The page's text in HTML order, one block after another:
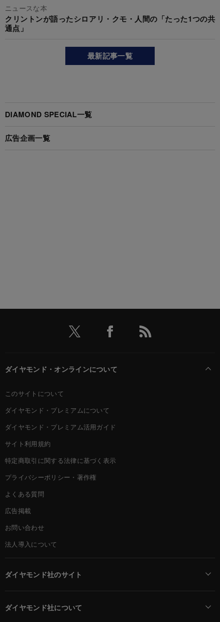
ニュースな本
クリントンが語ったシロアリ・クモ・人間の「たった1つの共
通点」
最新記事一覧
DIAMOND SPECIAL一覧
広告企画一覧
ダイヤモンド・オンラインについて
このサイトについて
ダイヤモンド・プレミアムについて
ダイヤモンド・プレミアム活用ガイド
サイト利用規約
特定商取引に関する法律に基づく表示
プライバシーポリシー・著作権
よくある質問
広告掲載
お問い合わせ
法人導入について
ダイヤモンド社のサイト
ダイヤモンド社について